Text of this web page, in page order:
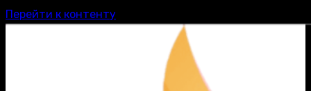
Перейти к контенту